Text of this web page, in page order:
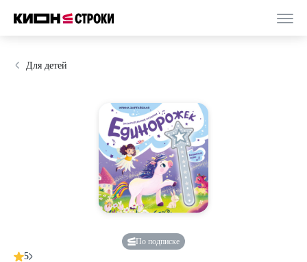
Для детей
По подписке
5